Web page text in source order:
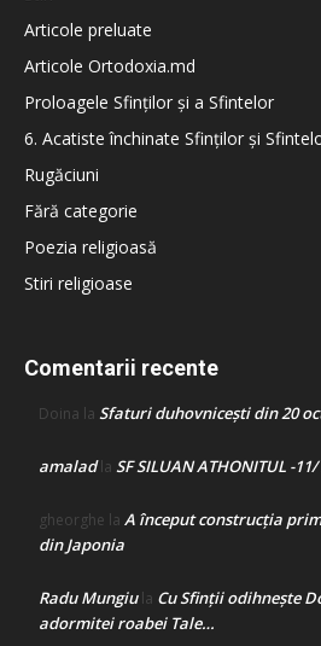
Articole preluate
Articole Ortodoxia.md
Proloagele Sfinților și a Sfintelor
6. Acatiste închinate Sfinților și
Rugăciuni
Fără categorie
Poezia religioasă
Stiri religioase
Comentarii recente
Doina la Sfaturi duhovnicești din 20
amaladla SF SILUAN ATHONITUL -11/
gheorghe la A început construcţia
din Japonia
Radu Mungiula Cu Sfinții odihnește
adormitei roabei Tale…